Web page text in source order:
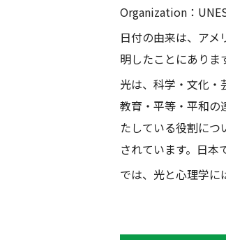
Organization ：
日付の由来は、アメ
明したことにありま
光は、科学・文化・
教育・平等・平和の
たしている役割に
されています。日本
では、光と心理学に